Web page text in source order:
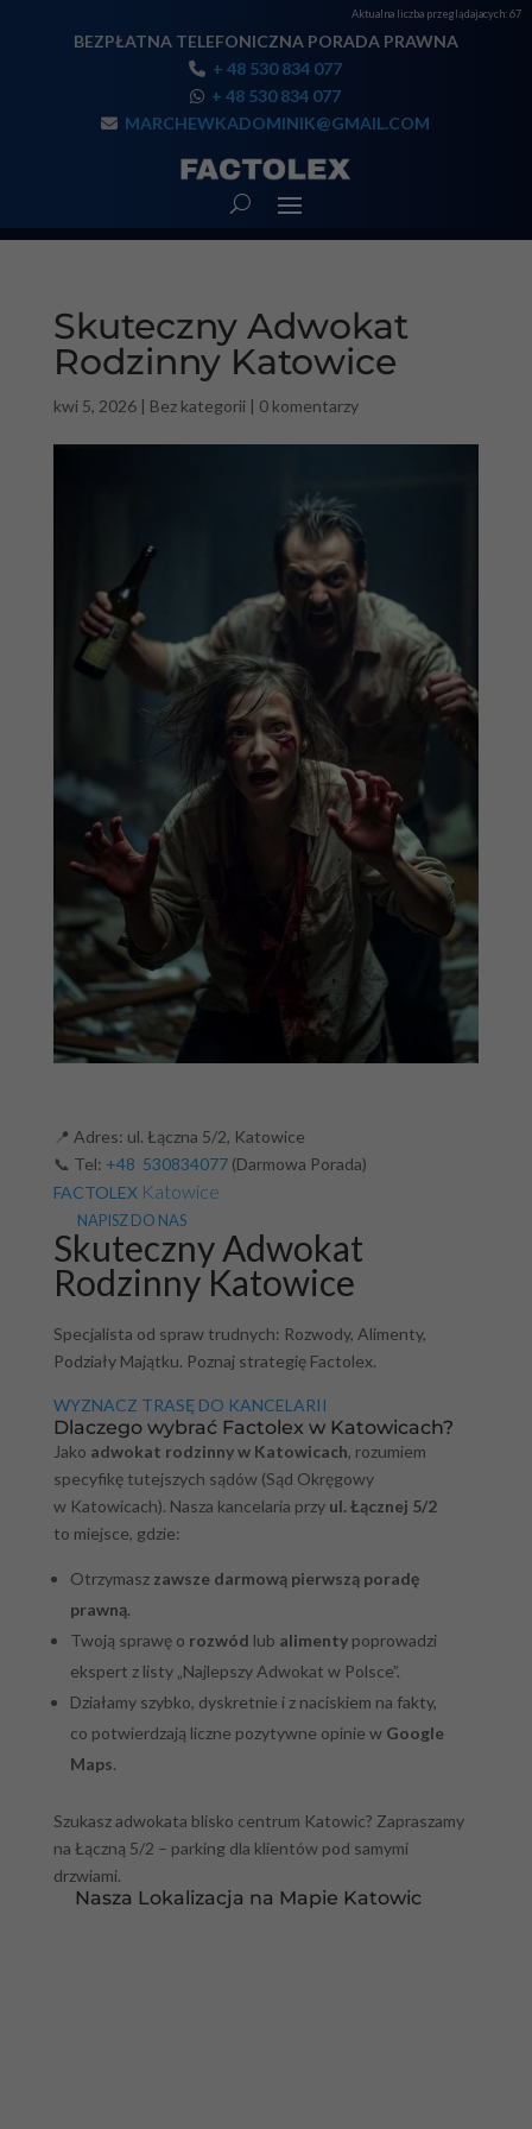
Aktualna liczba przeglądajacych:67
BEZPŁATNA TELEFONICZNA PORADA PRAWNA
+ 48 530 834 077
+ 48 530 834 077
MARCHEWKADOMINIK@GMAIL.COM
Skuteczny Adwokat
Rodzinny Katowice
kwi 5, 2026| Bez kategorii| 0 komentarzy
📍 Adres: ul. Łączna 5/2, Katowice
📞 Tel: +48 530834077(Darmowa Porada)
FACTOLEX Katowice
NAPISZ DO NAS
Skuteczny Adwokat
Rodzinny Katowice
Specjalista od spraw trudnych: Rozwody, Alimenty,
Podziały Majątku. Poznaj strategię Factolex.
WYZNACZ TRASĘ DO KANCELARII
Dlaczego wybrać Factolex w Katowicach?
Jako adwokat rodzinny w Katowicach, rozumiem
specyfikę tutejszych sądów (Sąd Okręgowy
w Katowicach). Nasza kancelaria przy ul. Łącznej 5/2
to miejsce, gdzie:
Otrzymasz zawsze darmową pierwszą poradę
prawną.
Twoją sprawę o rozwód lub alimentypoprowadzi
ekspert z listy „Najlepszy Adwokat w Polsce”.
Działamy szybko, dyskretnie i z naciskiem na fakty,
co potwierdzają liczne pozytywne opinie w Google
Maps.
Szukasz adwokata blisko centrum Katowic? Zapraszamy
na Łączną 5/2 – parking dla klientów pod samymi
drzwiami.
Nasza Lokalizacja na Mapie Katowic